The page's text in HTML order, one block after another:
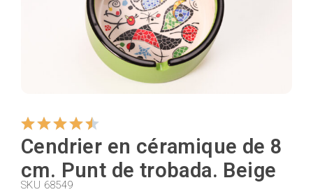
Bols
Cendriers
Cintres
Coupeurs
Cendrier en céramique de 8
cm. Punt de trobada. Beige
SKU 68549